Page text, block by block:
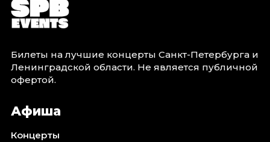
Билеты на лучшие концерты Санкт-Петербурга и
Ленинградской области. Не является публичной
офертой.
Афиша
Концерты